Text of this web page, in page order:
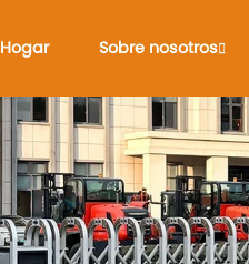
Hogar Sobre nosotros